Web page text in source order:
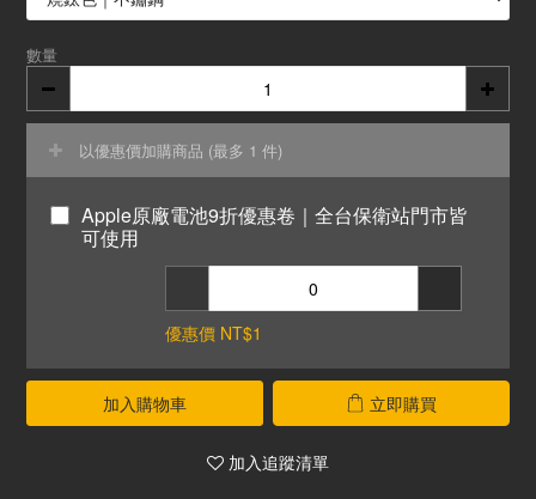
數量
以優惠價加購商品 (最多 1 件)
Apple原廠電池9折優惠卷｜全台保衛站門市皆
可使用
優惠價 NT$1
加入購物車 立即購買
加入追蹤清單